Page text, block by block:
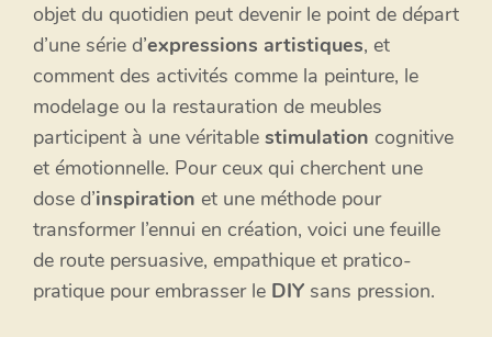
objet du quotidien peut devenir le point de départ
d’une série d’expressions artistiques, et
comment des activités comme la peinture, le
modelage ou la restauration de meubles
participent à une véritable stimulation cognitive
et émotionnelle. Pour ceux qui cherchent une
dose d’inspiration et une méthode pour
transformer l’ennui en création, voici une feuille
de route persuasive, empathique et pratico-
pratique pour embrasser le DIY sans pression.